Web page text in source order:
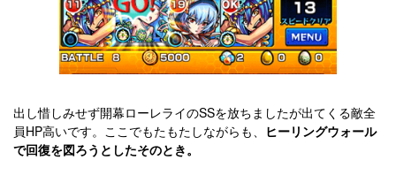
出し惜しみせず開幕ローレライのSSを放ちましたが出てくる敵全
員HP高いです。ここでもたもたしながらも、 ヒーリングウォール
で回復を図ろうとしたそのとき。